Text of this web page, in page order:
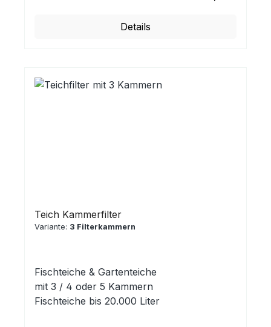
Details
Teich Kammerfilter
Variante: 3 Filterkammern
Fischteiche & Gartenteiche
mit 3 / 4 oder 5 Kammern
Fischteiche bis 20.000 Liter